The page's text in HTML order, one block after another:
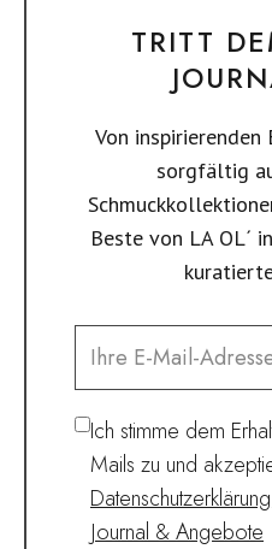
TRITT
Von
sorgfältig
Beste von LA OL´
Ich stimme dem
Mails zu und
Datenschutzerklärung
Journal & Angebote